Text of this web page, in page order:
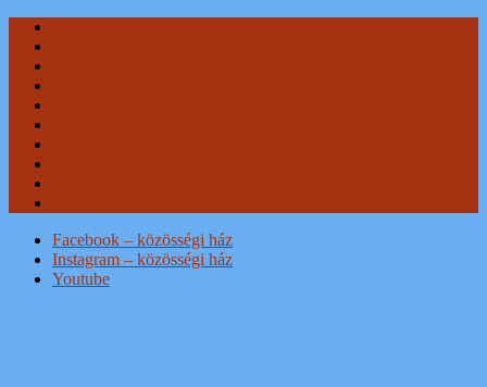
Skip
content
Facebook – közösségi ház
Instagram – közösségi ház
Youtube